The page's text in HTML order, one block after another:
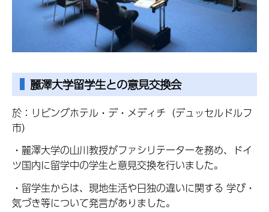
麗澤大学留学生との意見交換会
於：リビングホテル・デ・メディチ（デュッセルドルフ
市）
・麗澤大学の山川教授がファシリテーターを務め、ドイ
ツ国内に留学中の学生と意見交換を行いました。
・留学生からは、現地生活や日独の違いに関する 学び・
気づき等について発言がありました。